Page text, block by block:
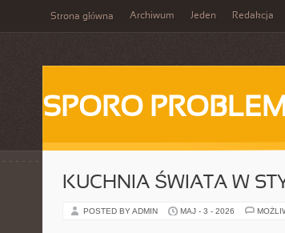
Strona główna Archiwum Jeden Redakcja
SPORO
KUCHNIA ŚWIATA W
POSTED BY ADMIN MAJ - 3 - 2026